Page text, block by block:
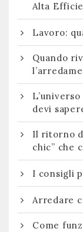
Alta
Lavoro:
Quando
devi
Il ritorno
chic” che
I consigli
Arredare
Come